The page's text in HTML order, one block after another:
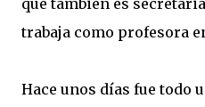
que también es
trabaja como profesora
Hace unos días fue todo